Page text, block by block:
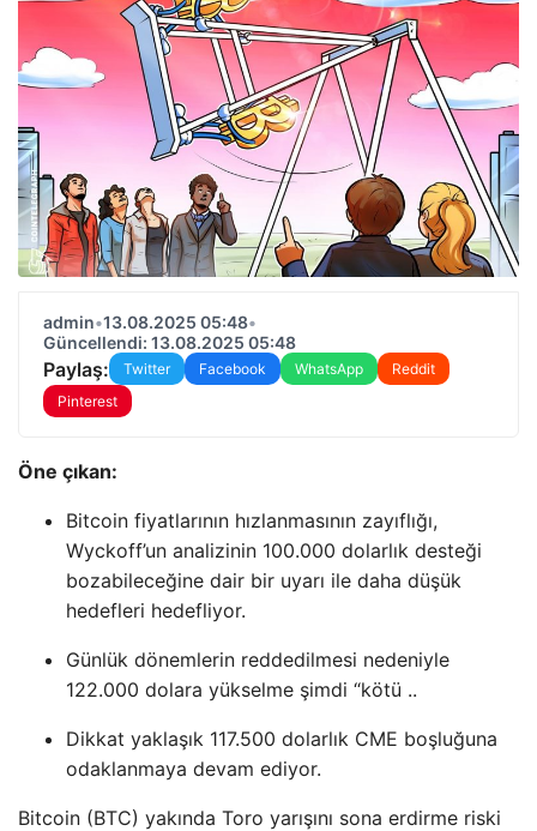
admin•13.08.2025 05:48•
Güncellendi: 13.08.2025 05:48
Paylaş: Twitter Facebook WhatsApp
Reddit
Pinterest
Öne çıkan:
Bitcoin fiyatlarının hızlanmasının zayıflığı,
Wyckoff’un analizinin 100.000 dolarlık desteği
bozabileceğine dair bir uyarı ile daha düşük
hedefleri hedefliyor.
Günlük dönemlerin reddedilmesi nedeniyle
122.000 dolara yükselme şimdi “kötü ..
Dikkat yaklaşık 117.500 dolarlık CME boşluğuna
odaklanmaya devam ediyor.
Bitcoin (BTC) yakında Toro yarışını sona erdirme riski